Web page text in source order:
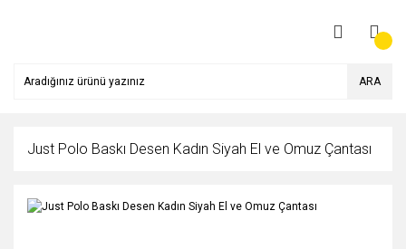
ARA
Just Polo Baskı Desen Kadın Siyah El ve Omuz Çantası